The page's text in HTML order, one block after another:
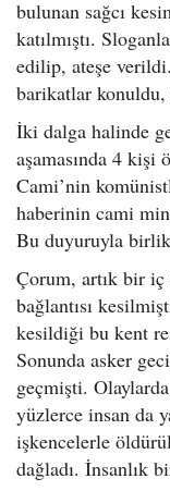
bulunan sağcı
katılmıştı.
edilip, ateşe
barikatlar konuldu,
İki dalga halinde
aşamasında 4
Cami’nin
haberinin cami
Bu duyuruyla
Çorum, artık bir iç
bağlantısı
kesildiği bu kent
Sonunda asker
geçmişti.
yüzlerce insan da
işkencelerle
dağladı. İnsanlık